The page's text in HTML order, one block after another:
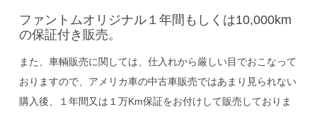
ファントムオリジナル１年間もしくは10,000km
の保証付き販売。
また、車輌販売に関しては、仕入れから厳しい目でおこなって
おりますので、アメリカ車の中古車販売ではあまり見られない
購入後、１年間又は１万Km保証をお付けして販売しておりま